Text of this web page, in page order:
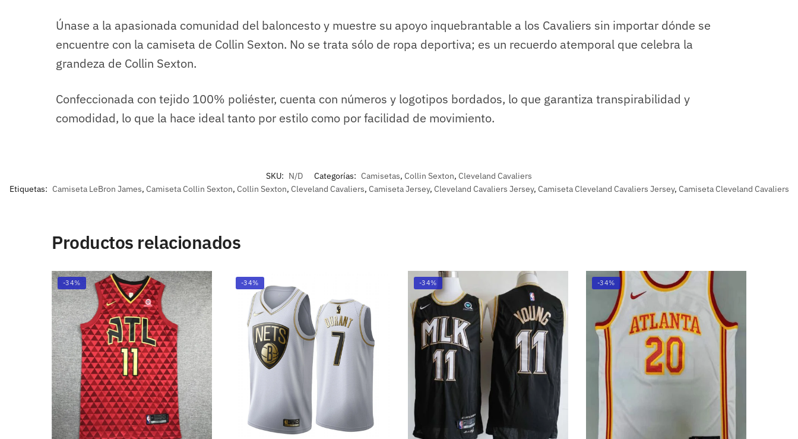
Únase a la apasionada comunidad del baloncesto y muestre su apoyo inquebrantable a los Cavaliers sin importar dónde se
encuentre con la camiseta de Collin Sexton. No se trata sólo de ropa deportiva; es un recuerdo atemporal que celebra la
grandeza de Collin Sexton.
Confeccionada con tejido 100% poliéster, cuenta con números y logotipos bordados, lo que garantiza transpirabilidad y
comodidad, lo que la hace ideal tanto por estilo como por facilidad de movimiento.
SKU: N/D Categorías: Camisetas, Collin Sexton, Cleveland Cavaliers
Etiquetas: Camiseta LeBron James, Camiseta Collin Sexton, Collin Sexton, Cleveland Cavaliers, Camiseta Jersey, Cleveland Cavaliers Jersey, Camiseta Cleveland Cavaliers Jersey, Camiseta Cleveland Cavaliers
Productos relacionados
-34% -34% -34% -34%